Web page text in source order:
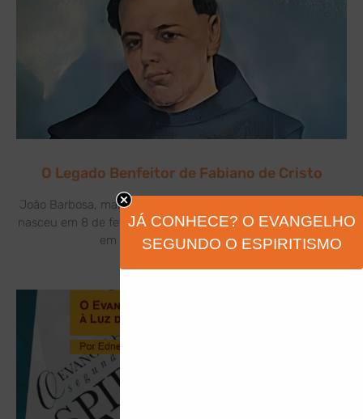
O Legado Benfeitor de Fabiano de Cristo
João Barbosa, mais conhecido como Frei Fabiano de Cristo,
nasceu em 8 de fevereiro de 1676, na freguesia de Soengas,
em Portugal. Filho de Gervásio
JÁ CONHECE? O EVANGELHO
SEGUNDO O ESPIRITISMO